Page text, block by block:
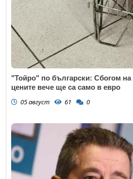
"Тойро" по български: Сбогом на
цените вече ще са само в евро
05 август 61 0